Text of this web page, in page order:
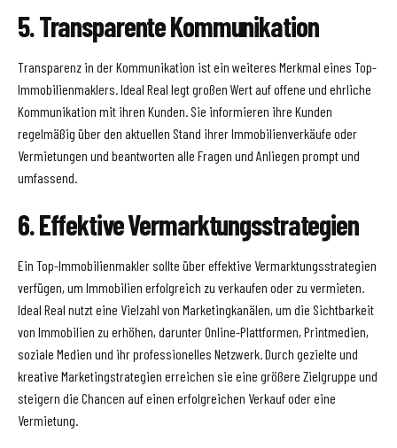
5. Transparente Kommunikation
Transparenz in der Kommunikation ist ein weiteres Merkmal eines Top-
Immobilienmaklers. Ideal Real legt großen Wert auf offene und ehrliche
Kommunikation mit ihren Kunden. Sie informieren ihre Kunden
regelmäßig über den aktuellen Stand ihrer Immobilienverkäufe oder
Vermietungen und beantworten alle Fragen und Anliegen prompt und
umfassend.
6. Effektive Vermarktungsstrategien
Ein Top-Immobilienmakler sollte über effektive Vermarktungsstrategien
verfügen, um Immobilien erfolgreich zu verkaufen oder zu vermieten.
Ideal Real nutzt eine Vielzahl von Marketingkanälen, um die Sichtbarkeit
von Immobilien zu erhöhen, darunter Online-Plattformen, Printmedien,
soziale Medien und ihr professionelles Netzwerk. Durch gezielte und
kreative Marketingstrategien erreichen sie eine größere Zielgruppe und
steigern die Chancen auf einen erfolgreichen Verkauf oder eine
Vermietung.